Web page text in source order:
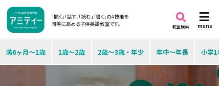
「聞く」「話す」「読む」「書く」の4技能を
同等に高める子供英語教室です。
menu
教室検索
満6ヶ月～1歳 1歳～2歳 2歳～3歳・年少 年中～年長 小学